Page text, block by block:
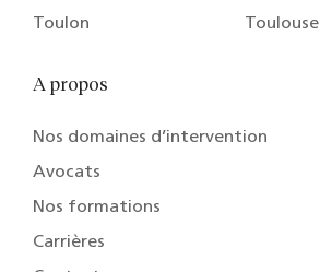
Toulon
Toulouse
A propos
Nos domaines d’intervention
Avocats
Nos formations
Carrières